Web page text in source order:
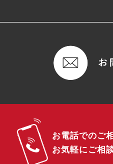
お電話でのご
お気軽にご相